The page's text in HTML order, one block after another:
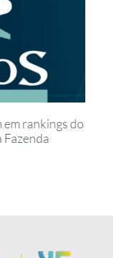
em rankings do